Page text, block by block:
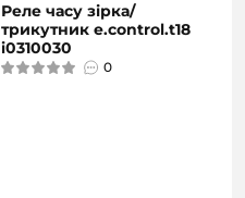
Реле часу зірка/
трикутник e.control.t18
i0310030
0